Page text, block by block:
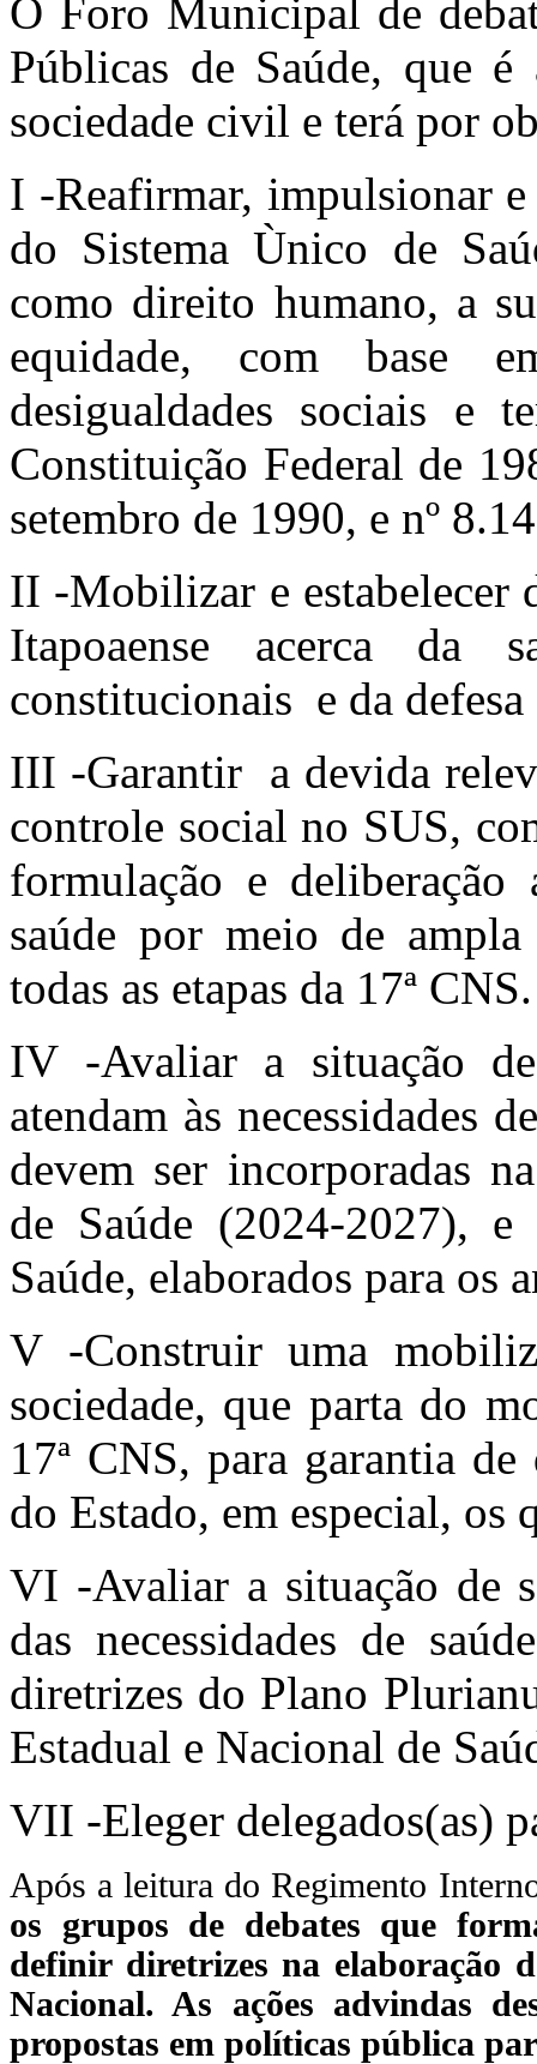
O Foro Municipal de
Públicas de Saúde, que
sociedade civil e terá por
I -Reafirmar, impulsionar
do Sistema Ùnico de
como direito humano, a
equidade, com base
desigualdades sociais e
Constituição Federal de
setembro de 1990, e nº
II -Mobilizar e estabelecer
Itapoaense acerca da
constitucionais e da
III -Garantir a devida
controle social no SUS,
formulação e
saúde por meio de ampla
todas as etapas da 17ª CNS.
IV -Avaliar a situação
atendam às necessidades
devem ser incorporadas
de Saúde (2024-2027),
Saúde, elaborados para os
V -Construir uma
sociedade, que parta do
17ª CNS, para garantia
do Estado, em especial, os
VI -Avaliar a situação de
das necessidades de
diretrizes do Plano
Estadual e Nacional de
VII -Eleger delegados(as)
Após a leitura do Regimento
os grupos de debates que
definir diretrizes na elaboração
Nacional. As ações advindas
propostas em políticas pública